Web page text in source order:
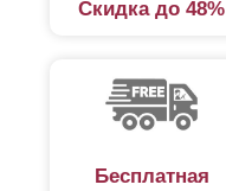
Скидка до 48%
Бесплатная